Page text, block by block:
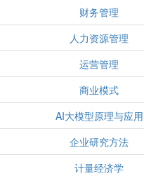
财务管理
人力资源管理
运营管理
商业模式
AI大模型原理与应用
企业研究方法
计量经济学